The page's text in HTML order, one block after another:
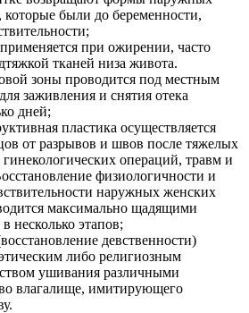
были до беременности,
при ожирении, часто
тканей низа живота.
зоны проводится под местным
заживления и снятия отека
дней;
пластика осуществляется
от разрывов и швов после тяжелых
операций, травм и
физиологичности и
наружных женских
максимально щадящими
несколько этапов;
девственности)
либо религиозным
ушивания различными
влагалище, имитирующего